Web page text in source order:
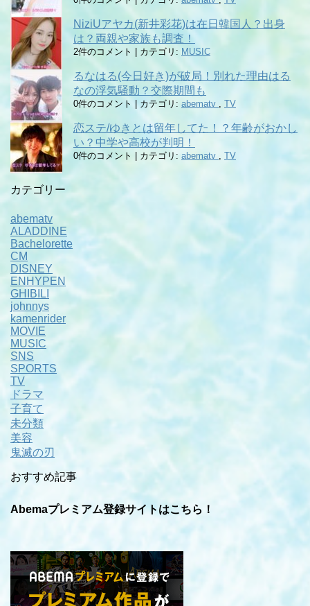
NiziUアヤカ(新井彩花)は在日韓国人？出身
は？両親や家族も調査！
2件のコメント カテゴリ: MUSIC
るなはる(今日好き)が破局！別れた理由はる
なの浮気騒動？交際期間も
0件のコメント カテゴリ: abematv , TV
恋ステ/ゆきとは留年してた！？年齢がおかし
い？中学や高校が判明！
0件のコメント カテゴリ: abematv , TV
カテゴリー
abematv
ALADDINE
Bachelorette
CM
DISNEY
ENHYPEN
GHIBILI
johnnys
kamenrider
MOVIE
MUSIC
SNS
SPORTS
TV
ドラマ
子育て
未分類
美容
鬼滅の刃
おすすめ記事
Abemaプレミアム登録サイトはこちら！